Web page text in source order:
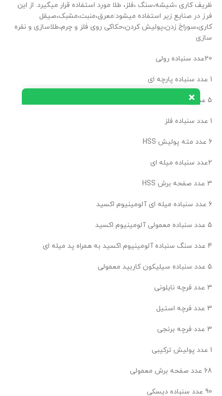
ظریف کاری ،شیشه،سنگ ،فلز، طلا مورد استفاده قرار میگیرد. از این
فرز در صنایع زیر استفاده میشود:معرق،منبت،مشبک،صیقل
کاری،سوراخ زدن،پولیش کردن،حکاکی روی فلز و چرم،طلاسازی و نقره
سازی
20عدد سنباده رولی
1 عدد سنباده پارچه ای
5 عدد پولیش رولی سوزنی
1 عدد سنباده فلز
6 عدد مته پولیش HSS
2عدد سنباده میله ای
3 عدد صفحه برش HSS
6 عدد سنباده میله ای آلومینیوم اکسید
5 عدد سنباده معمولی آلومینیوم اکسید
4 عدد سنگ سنباده آلومینیوم اکسید به همراه پد میله ای
5 عدد سنباده سیلیکون کاربید معمولی
3 عدد فرچه نایلونی
3 عدد فرچه استیل
3 عدد فرچه برنجی
1 عدد پولیش ترکیبی
68 عدد صفحه برش معمولی
90 عدد سنباده دیسکی
تیم پشتیبانی عصر ابزار آماده ی پاسخ به سوالات شما
عزیزان میباشد